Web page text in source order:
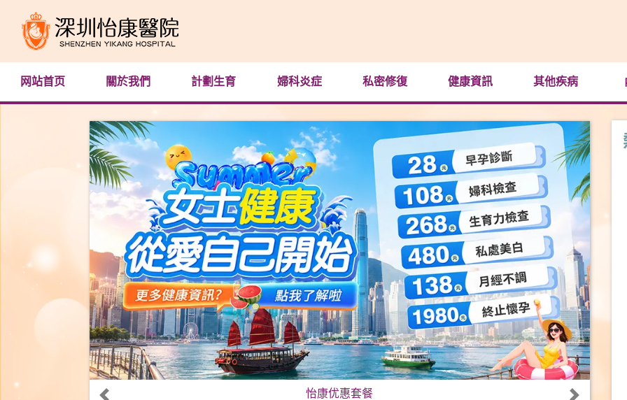
网站首页 關於我們 計劃生育 婦科炎症 私密修復 健康資訊 其他疾病
怡康优惠套餐